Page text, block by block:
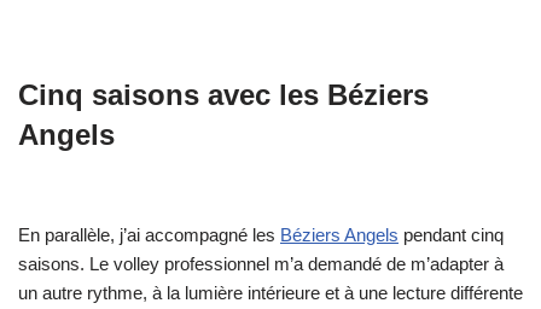
Cinq saisons avec les Béziers
Angels
En parallèle, j’ai accompagné les Béziers Angels pendant cinq
saisons. Le volley professionnel m’a demandé de m’adapter à
un autre rythme, à la lumière intérieure et à une lecture différente